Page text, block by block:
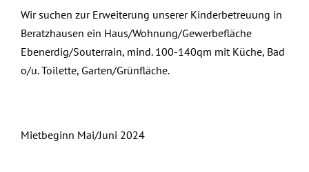
Wir suchen zur Erweiterung unserer Kinderbetreuung in
Beratzhausen ein Haus/Wohnung/Gewerbefläche
Ebenerdig/Souterrain, mind. 100-140qm mit Küche, Bad
o/u. Toilette, Garten/Grünfläche.
Mietbeginn Mai/Juni 2024